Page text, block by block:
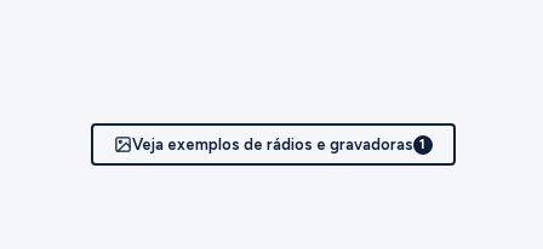
Veja exemplos de rádios e gravadoras 1